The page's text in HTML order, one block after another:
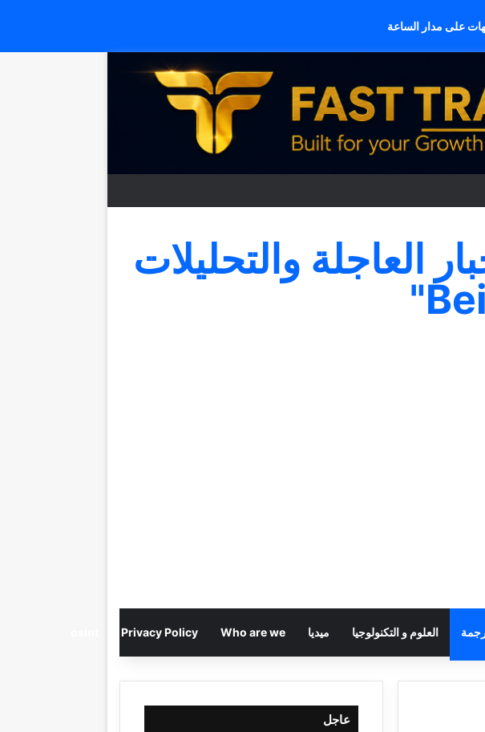
على مدار الساعة
العاجلة والتحليلات
العلوم و التكنولوجيا ميديا Who are we
Privacy Policy
عاجل